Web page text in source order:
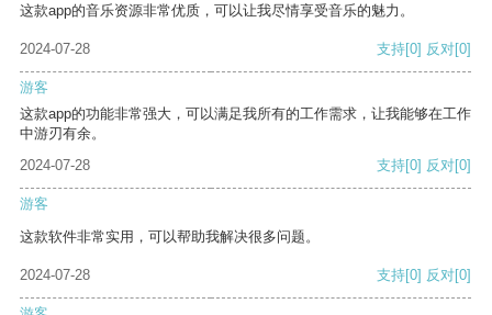
这款app的音乐资源非常优质，可以让我尽情享受音乐的魅力。
2024-07-28 支持[0] 反对[0]
游客
这款app的功能非常强大，可以满足我所有的工作需求，让我能够在工作
中游刃有余。
2024-07-28
支持[0] 反对[0]
游客
这款软件非常实用，可以帮助我解决很多问题。
2024-07-28 支持[0] 反对[0]